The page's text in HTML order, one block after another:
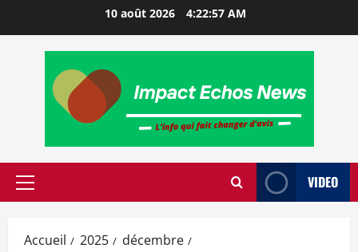
10 août 2026 4:22:58 AM
VIDEO
Accueil 2025
décembre